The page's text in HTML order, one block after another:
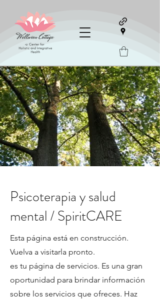
Psicoterapia y salud
mental / SpiritCARE
Esta página está en construcción.
Vuelva a visitarla pronto.
es tu página de servicios. Es una gran
oportunidad para brindar información
sobre los servicios que ofreces. Haz